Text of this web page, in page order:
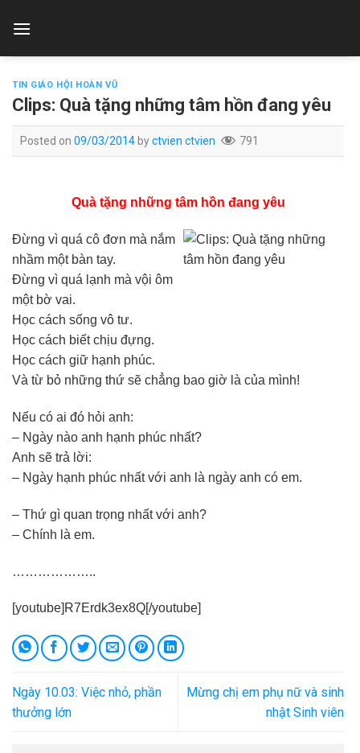
TIN GIÁO HỘI HOÀN VŨ
Clips: Quà tặng những tâm hồn đang yêu
Posted on 09/03/2014byctvien ctvien 791
Quà tặng những tâm hồn đang yêu
Đừng vì quá cô đơn mà nắm
nhầm một bàn tay.
Đừng vì quá lạnh mà vội ôm
một bờ vai.
Học cách sống vô tư.
Học cách biết chịu đựng.
Học cách giữ hạnh phúc.
Và từ bỏ những thứ sẽ chẳng bao giờ là của mình!
Nếu có ai đó hỏi anh:
– Ngày nào anh hạnh phúc nhất?
Anh sẽ trả lời:
– Ngày hạnh phúc nhất với anh là ngày anh có em.
– Thứ gì quan trọng nhất với anh?
– Chính là em.
………………..
[youtube]R7Erdk3ex8Q[/youtube]
Ngày 10.03: Việc nhỏ, phần
thưởng lớn
Mừng chị em phụ nữ và sinh
nhật Sinh viên